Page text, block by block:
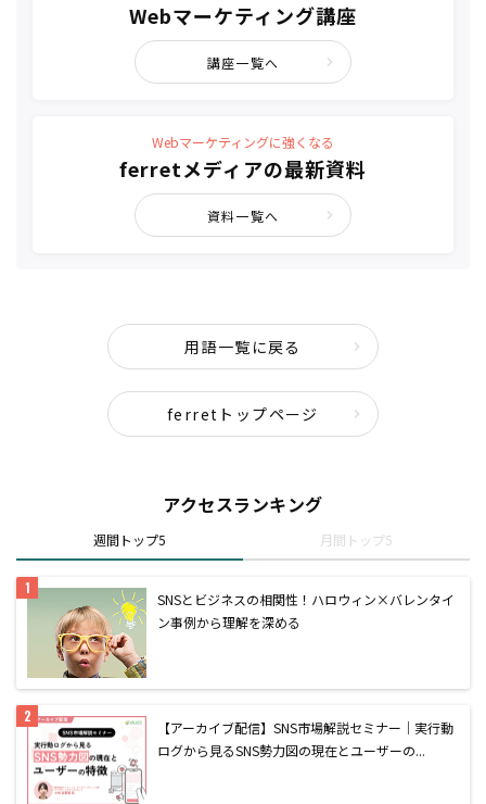
Webマーケティング講座
講座一覧へ
Webマーケティングに強くなる
ferretメディアの最新資料
資料一覧へ
用語一覧に戻る
ferretトップページ
アクセスランキング
週間トップ5 月間トップ5
SNSとビジネスの相関性！ハロウィン×バレンタイ
ン事例から理解を深める
【アーカイブ配信】SNS市場解説セミナー｜実行動
ログから見るSNS勢力図の現在とユーザーの...